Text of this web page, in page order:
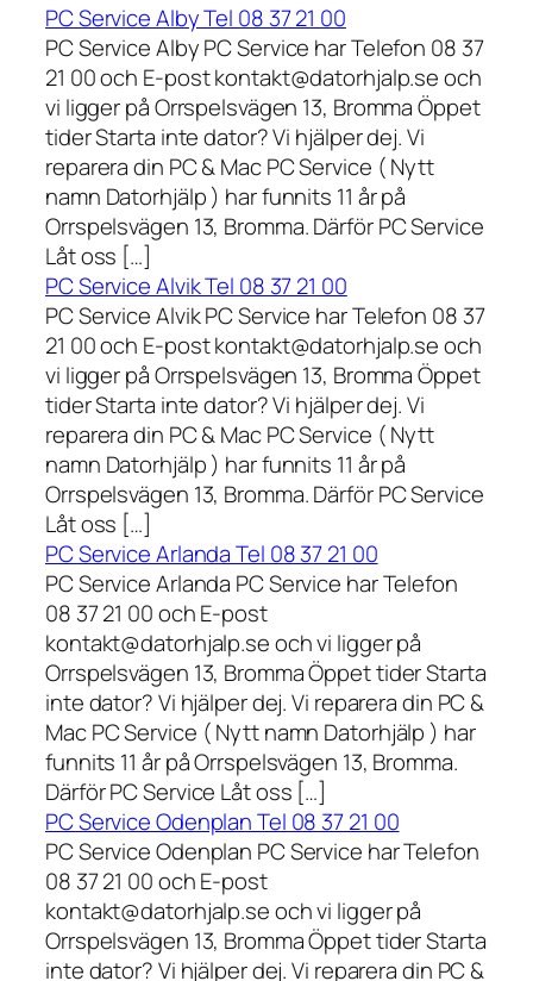
PC Service Alby Tel 08 37 21 00
PC Service Alby PC Service har Telefon 08 37
21 00 och E-post kontakt@datorhjalp.se och
vi ligger på Orrspelsvägen 13, Bromma Öppet
tider Starta inte dator? Vi hjälper dej. Vi
reparera din PC & Mac PC Service ( Nytt
namn Datorhjälp ) har funnits 11 år på
Orrspelsvägen 13, Bromma. Därför PC Service
Låt oss […]
PC Service Alvik Tel 08 37 21 00
PC Service Alvik PC Service har Telefon 08 37
21 00 och E-post kontakt@datorhjalp.se och
vi ligger på Orrspelsvägen 13, Bromma Öppet
tider Starta inte dator? Vi hjälper dej. Vi
reparera din PC & Mac PC Service ( Nytt
namn Datorhjälp ) har funnits 11 år på
Orrspelsvägen 13, Bromma. Därför PC Service
Låt oss […]
PC Service Arlanda Tel 08 37 21 00
PC Service Arlanda PC Service har Telefon
08 37 21 00 och E-post
kontakt@datorhjalp.se och vi ligger på
Orrspelsvägen 13, Bromma Öppet tider Starta
inte dator? Vi hjälper dej. Vi reparera din PC &
Mac PC Service ( Nytt namn Datorhjälp ) har
funnits 11 år på Orrspelsvägen 13, Bromma.
Därför PC Service Låt oss […]
PC Service Odenplan Tel 08 37 21 00
PC Service Odenplan PC Service har Telefon
08 37 21 00 och E-post
kontakt@datorhjalp.se och vi ligger på
Orrspelsvägen 13, Bromma Öppet tider Starta
inte dator? Vi hjälper dej. Vi reparera din PC &